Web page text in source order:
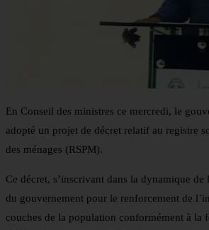
En Conseil des ministres ce mercredi, le
adopté un projet de décret relatif au registre
des ménages (RSPM).
Ce décret, s’inscrivant dans la dynamique de
du gouvernement pour le renforcement de
couches de la population conformément à la